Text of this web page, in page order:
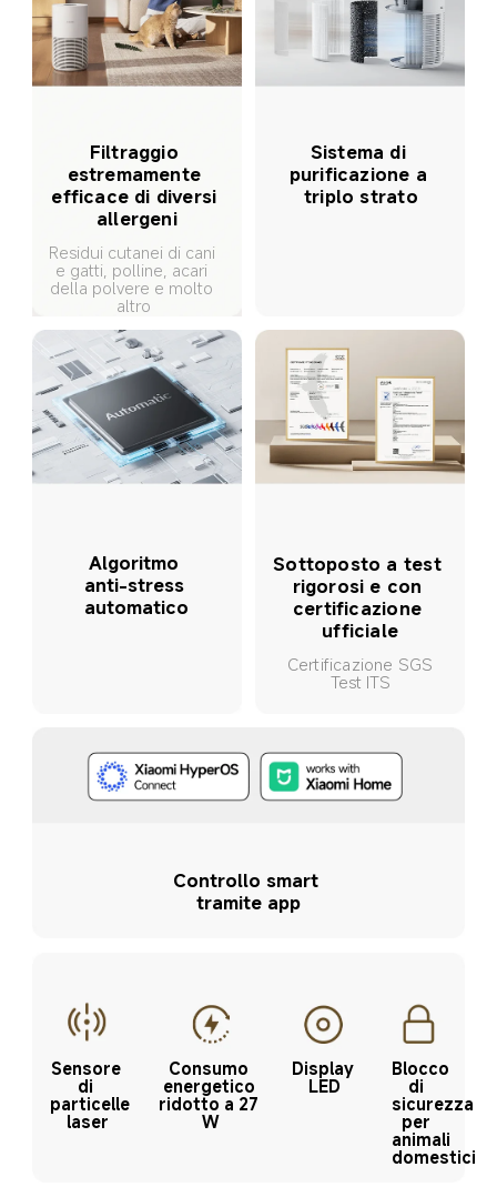
Filtraggio
estremamente
efficace di diversi
allergeni
Residui cutanei di cani
e gatti, polline, acari
della polvere e molto
altro
Sistema di
purificazione a
triplo strato
Algoritmo
anti-stress
automatico
Sottoposto a test
rigorosi e con
certificazione
ufficiale
Certificazione SGS
Test ITS
Controllo smart
tramite app
Sensore
di
particelle
laser
Consumo
energetico
ridotto a 27
W
Display
LED
Blocco
di
sicurezza
per
animali
domestici